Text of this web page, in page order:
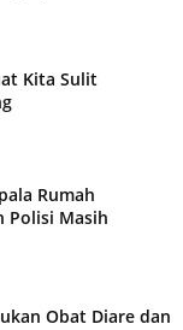
Kita Sulit
Rumah
Polisi Masih
Obat Diare dan